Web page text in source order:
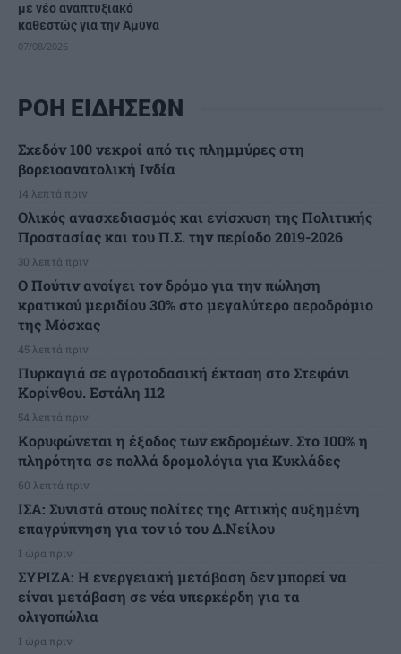
με νέο αναπτυξιακό
καθεστώς για την Άμυνα
07/08/2026
ΡΟΗ ΕΙΔΗΣΕΩΝ
Σχεδόν 100 νεκροί από τις πλημμύρες στη
βορειοανατολική Ινδία
14 λεπτά πριν
Ολικός ανασχεδιασμός και ενίσχυση της Πολιτικής
Προστασίας και του Π.Σ. την περίοδο 2019-2026
30 λεπτά πριν
Ο Πούτιν ανοίγει τον δρόμο για την πώληση
κρατικού μεριδίου 30% στο μεγαλύτερο αεροδρόμιο
της Μόσχας
45 λεπτά πριν
Πυρκαγιά σε αγροτοδασική έκταση στο Στεφάνι
Κορίνθου. Εστάλη 112
54 λεπτά πριν
Κορυφώνεται η έξοδος των εκδρομέων. Στο 100% η
πληρότητα σε πολλά δρομολόγια για Κυκλάδες
60 λεπτά πριν
ΙΣΑ: Συνιστά στους πολίτες της Αττικής αυξημένη
επαγρύπνηση για τον ιό του Δ.Νείλου
1 ώρα πριν
ΣΥΡΙΖΑ: Η ενεργειακή μετάβαση δεν μπορεί να
είναι μετάβαση σε νέα υπερκέρδη για τα
ολιγοπώλια
1 ώρα πριν